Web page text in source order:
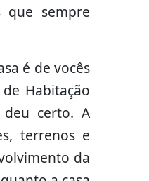
que sempre
é de vocês
Habitação
deu certo. A
terrenos e
da